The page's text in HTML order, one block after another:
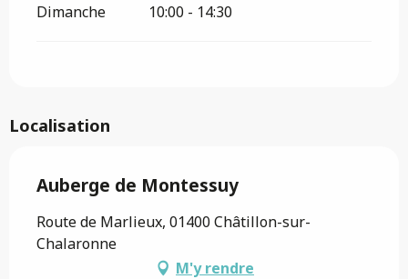
Dimanche 10:00 - 14:30
Localisation
Auberge de Montessuy
Route de Marlieux, 01400 Châtillon-sur-
Chalaronne
M'y rendre